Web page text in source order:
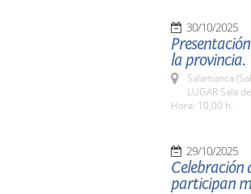
30/10/2025
la provincia.
Salamanca
LUGAR Sala
Hora: 10,00 h.
29/10/2025
Celebración
participan